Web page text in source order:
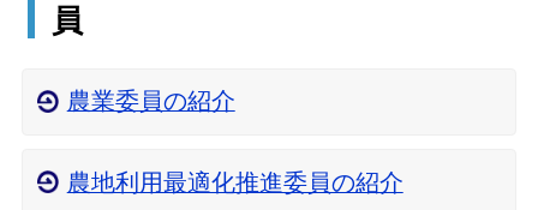
員
農業委員の紹介
農地利用最適化推進委員の紹介